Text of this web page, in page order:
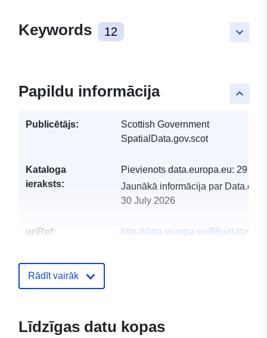
keyboard_arrow_down
Keywords 12
keyboard_arrow_up
Papildu informācija
Publicētājs:
Scottish Government
SpatialData.gov.scot
Kataloga
ieraksts:
Pievienots data.europa.eu: 29
Jaunākā informācija par
30 July 2026
uriRef:
http://data.europa.eu/88u/dataset/
Rādīt vairāk
Līdzīgas datu kopas